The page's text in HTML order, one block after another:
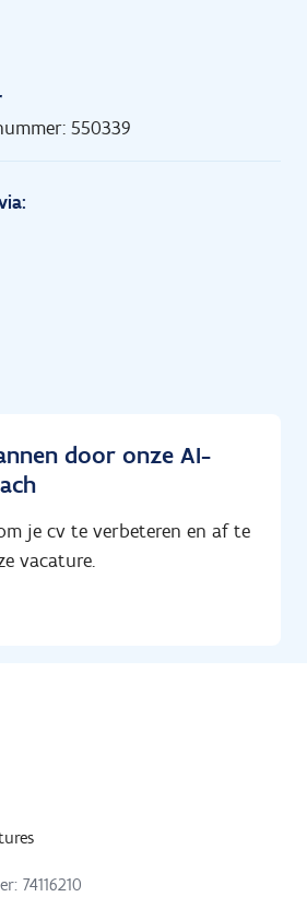
550339
door onze AI-
je cv te verbeteren en af te
vacature.
74116210